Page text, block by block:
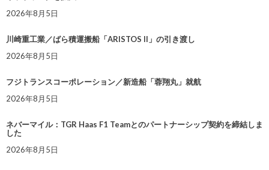
2026年8月5日
川崎重工業／ばら積運搬船「ARISTOS II」の引き渡し
2026年8月5日
フジトランスコーポレーション／新造船「蓉翔丸」就航
2026年8月5日
ネバーマイル：TGR Haas F1 Teamとのパートナーシップ契約を締結しま
した
2026年8月5日